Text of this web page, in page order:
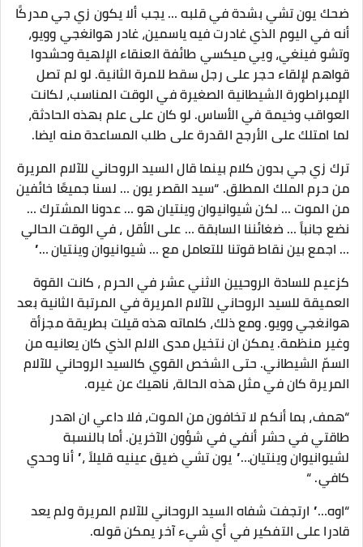
ضحك يون تشي بشدة في قلبه … يجب ألا يكون زي جي مدركًا
أنه في اليوم الذي غادرت فيه ياسمين، غادر هوانغجي وويو،
وتشو فينغي، ويي ميكسي طائفة العنقاء الإلهية وحشدوا
قواهم لإلقاء حجر على رجل سقط للمرة الثانية. لو لم تصل
الإمبراطورة الشيطانية الصغيرة في الوقت المناسب، لكانت
العواقب وخيمة في الأساس. لو كان على علم بهذه الحادثة،
لما امتلك على الأرجح القدرة على طلب المساعدة منه ايضا.
ترك زي جي بدون كلام بينما قال السيد الروحاني للآلام المريرة
من حرم الملك المطلق. “سيد القصر يون … لسنا جميعًا خائفين
من الموت … لكن شيوانيوان وينتيان هو … عدونا المشترك …
نضع جانباً … ضغائننا السابقة … على الأقل ، في الوقت الحالي
… اجمع بين نقاط قوتنا للتعامل مع … شيوانيوان وينتيان …”
كزعيم للسادة الروحيين الاثني عشر في الحرم ، كانت القوة
العميقة للسيد الروحاني للآلام المريرة في المرتبة الثانية بعد
هوانغجي وويو. ومع ذلك، كلماته هذه قيلت بطريقة مجزأة
وغير منظمة. يمكن ان نتخيل مدى الالم الذي كان يعانيه من
السمّ الشيطاني. حتى الشخص القوي كالسيد الروحاني للآلام
المريرة كان في مثل هذه الحالة، ناهيك عن غيره.
“همف، بما أنكم لا تخافون من الموت، فلا داعي ان اهدر
طاقتي في حشر أنفي في شؤون الآخرين. أما بالنسبة
لشيوانيوان وينتيان…” يون تشي ضيق عينيه قليلاً ،” أنا وحدي
كافي. “
“اوه…” ارتجفت شفاه السيد الروحاني للآلام المريرة ولم يعد
قادرا على التفكير في أي شيء آخر يمكن قوله.